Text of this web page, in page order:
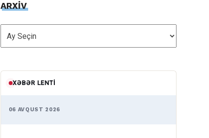
ARXİV
ARXİV
XƏBƏR LENTI
06 AVQUST 2026